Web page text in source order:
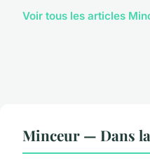
Voir tous les articles
Minceur — Dans